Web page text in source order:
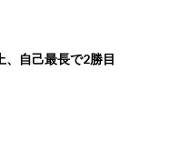
自己最長で2勝目